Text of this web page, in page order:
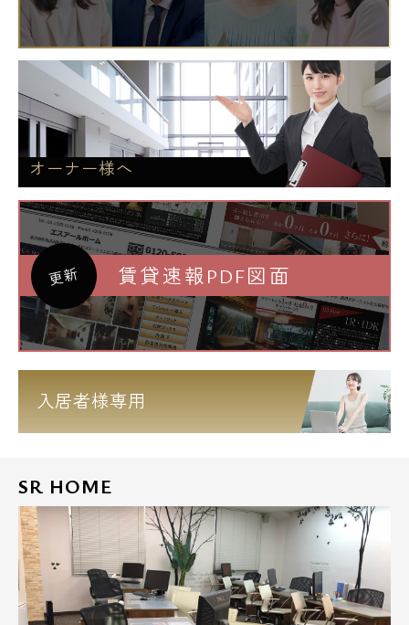
オーナー様へ
更新 賃貸速報PDF図面
入居者様専用
SR HOME